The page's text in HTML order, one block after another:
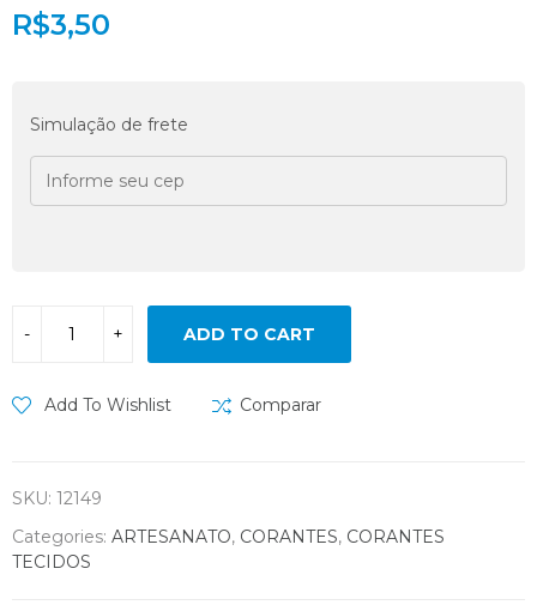
R$3,50
Simulação de frete
ADD TO CART
Add To Wishlist Comparar
SKU: 12149
Categories: ARTESANATO, CORANTES, CORANTES
TECIDOS